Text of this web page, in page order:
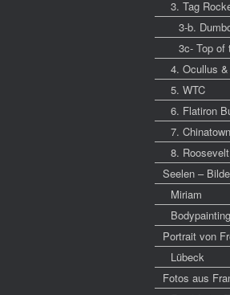
3. Tag
3-b.
3c- Top of
4. Ocullus
5. WTC
6. Flatiron
7. Chinatown
8.
Seelen –
Miriam
Bodypainting
Portrait von
Lübeck
Fotos aus